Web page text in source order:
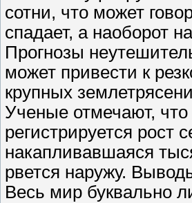
сотни, что может
спадает, а наоборот
Прогнозы
может привести к
крупных
Ученые отмечают,
регистрируется рост
накапливавшаяся
рвется наружу.
Весь мир буквально